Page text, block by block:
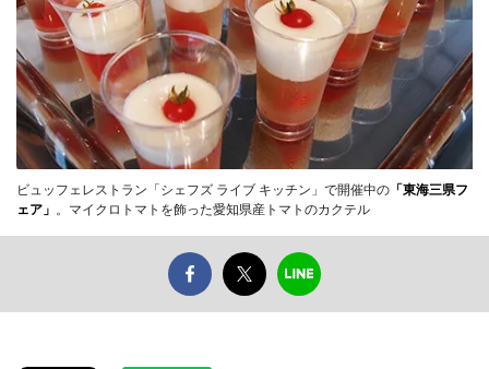
ビュッフェレストラン「シェフズ ライブ キッチン」で開催中の 「東海三県フ
ェア」 。マイクロトマトを飾った愛知県産トマトのカクテル